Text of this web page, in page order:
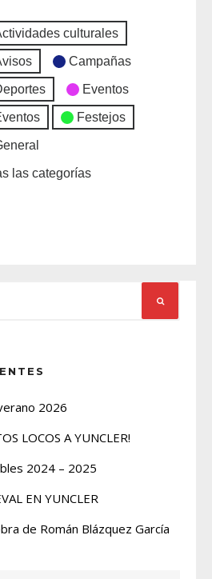
culturales
Campañas
Eventos
Festejos
las categorías
2026
LOCOS A YUNCLER!
2024 – 2025
EN YUNCLER
de Román Blázquez García